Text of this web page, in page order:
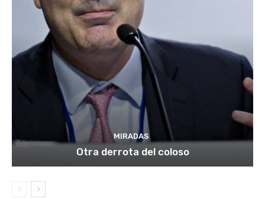
MIRADAS
Otra derrota del coloso